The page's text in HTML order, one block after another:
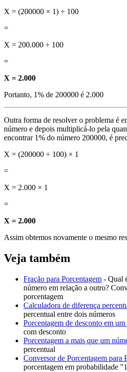
X = (200000 × 1) ÷ 100
=
X = 200.000 ÷ 100
=
X = 2.000
Portanto, 1% de 200000 é 2.000
Outra forma de resolver o problema é
número e depois multiplicá-lo pela
encontrar 1% do número 200000, é
X = (200000 ÷ 100) × 1
=
X = 2.000 × 1
=
X = 2.000
Assim obtemos novamente o mesmo
Veja também
Fração para Porcentagem - Qual
número em relação a outro?
porcentagem
Calculadora de diferença
percentual entre dois números
Porcentagem de desconto em
com desconto
Porcentagem a mais que um
percentual
Conversor de Porcentagem para
porcentagem em probabilidade